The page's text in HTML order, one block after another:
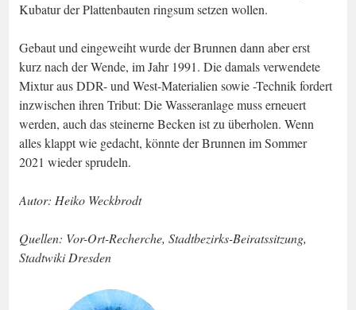
Kubatur der Plattenbauten ringsum setzen wollen.
Gebaut und eingeweiht wurde der Brunnen dann aber erst
kurz nach der Wende, im Jahr 1991. Die damals verwendete
Mixtur aus DDR- und West-Materialien sowie -Technik fordert
inzwischen ihren Tribut: Die Wasseranlage muss erneuert
werden, auch das steinerne Becken ist zu überholen. Wenn
alles klappt wie gedacht, könnte der Brunnen im Sommer
2021 wieder sprudeln.
Autor: Heiko Weckbrodt
Quellen: Vor-Ort-Recherche, Stadtbezirks-Beiratssitzung,
Stadtwiki Dresden